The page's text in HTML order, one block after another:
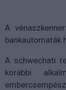
A
bankautomaták
A schwechati
korábbi